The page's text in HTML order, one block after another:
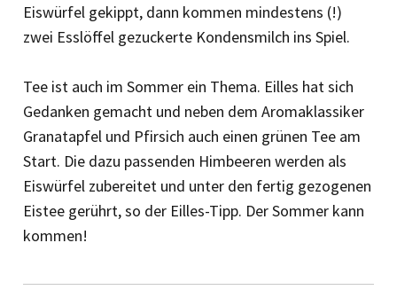
Eiswürfel gekippt, dann kommen mindestens (!)
zwei Esslöffel gezuckerte Kondensmilch ins Spiel.
Tee ist auch im Sommer ein Thema. Eilles hat sich
Gedanken gemacht und neben dem Aromaklassiker
Granatapfel und Pfirsich auch einen grünen Tee am
Start. Die dazu passenden Himbeeren werden als
Eiswürfel zubereitet und unter den fertig gezogenen
Eistee gerührt, so der Eilles-Tipp. Der Sommer kann
kommen!